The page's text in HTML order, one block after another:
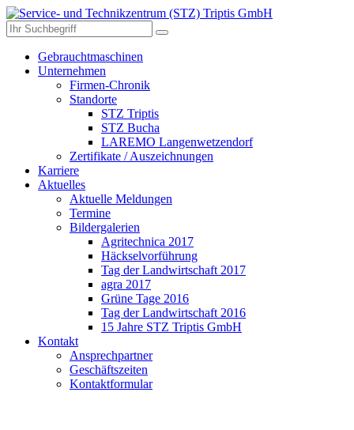
Gebrauchtmaschinen
Unternehmen
Firmen-Chronik
Standorte
STZ Triptis
STZ Bucha
LAREMO Langenwetzendorf
Zertifikate / Auszeichnungen
Karriere
Aktuelles
Aktuelle Meldungen
Termine
Bildergalerien
Agritechnica 2017
Häckselvorführung
Tag der Landwirtschaft 2017
agra 2017
Grüne Tage 2016
Tag der Landwirtschaft 2016
15 Jahre STZ Triptis GmbH
Kontakt
Ansprechpartner
Geschäftszeiten
Kontaktformular